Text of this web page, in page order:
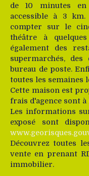
de 10 minutes
accessible à 3
compter sur le
théâtre à
également des
supermarchés,
bureau de poste.
toutes les semaines
Cette maison est
frais d'agence sont à
Les informations
exposé sont
Découvrez toutes
vente en prenant
immobilier.